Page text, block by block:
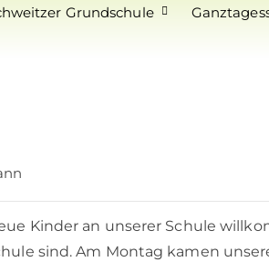
Grundschule
Kinder an unserer Schule
sind. Am Montag kamen